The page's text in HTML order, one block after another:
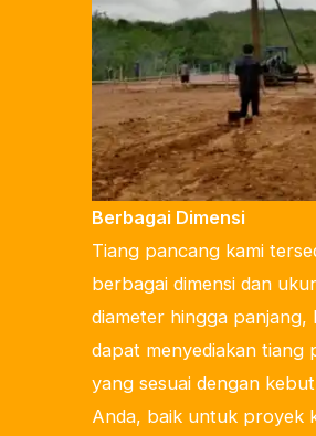
Berbagai Dimensi
Tiang pancang kami
berbagai dimensi dan
diameter hingga panjang,
dapat menyediakan tiang
yang sesuai dengan
Anda, baik untuk proyek